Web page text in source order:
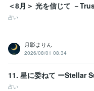
＜8月＞ 光を信じて －
占い
月影まりん
2026/08/01 08:34
11. 星に委ねて ーStellar
占い